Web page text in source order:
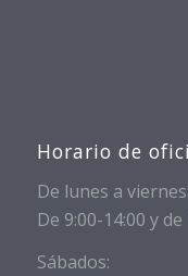
Horario de
De lunes a viernes:
De 9:00-14:00 y
Sábados: